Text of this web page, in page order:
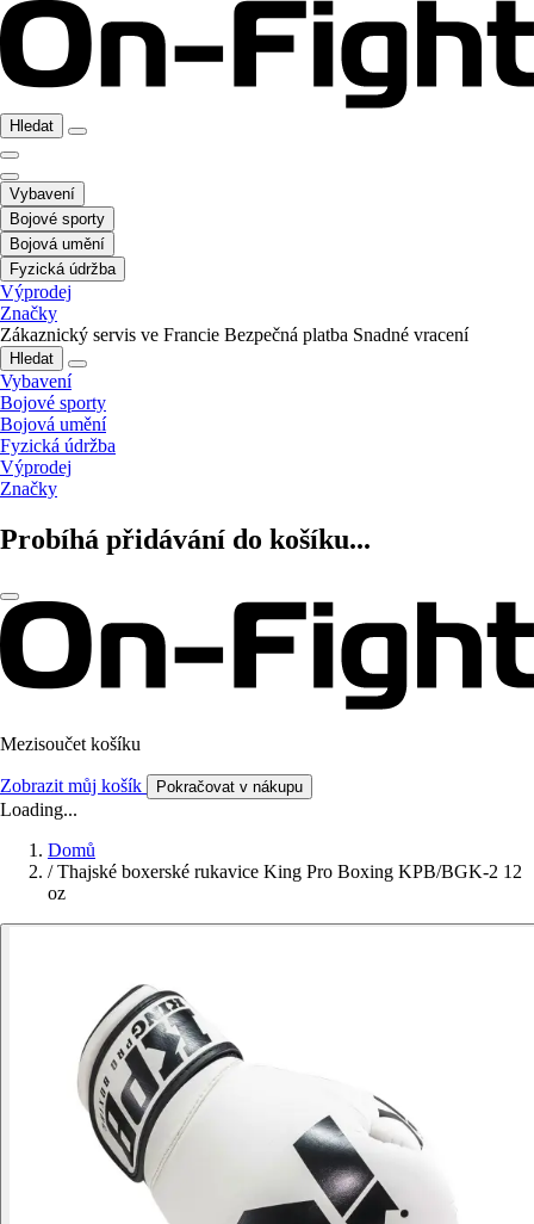
Hledat
Vybavení
Bojové sporty
Bojová umění
Fyzická údržba
Výprodej
Značky
Zákaznický servis ve Francie Bezpečná platba Snadné vracení
Hledat
Vybavení
Bojové sporty
Bojová umění
Fyzická údržba
Výprodej
Značky
Probíhá přidávání do košíku...
Mezisoučet košíku
Zobrazit můj košík Pokračovat v nákupu
Loading...
Domů
/ Thajské boxerské rukavice King Pro Boxing KPB/BGK-2 12
oz